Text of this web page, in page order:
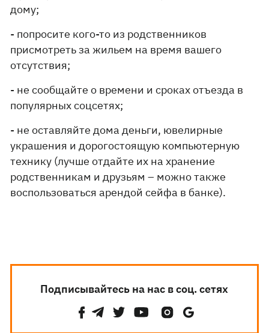
дому;
- попросите кого-то из родственников
присмотреть за жильем на время вашего
отсутствия;
- не сообщайте о времени и сроках отъезда в
популярных соцсетях;
- не оставляйте дома деньги, ювелирные
украшения и дорогостоящую компьютерную
технику (лучше отдайте их на хранение
родственникам и друзьям – можно также
воспользоваться арендой сейфа в банке).
Подписывайтесь на нас в соц. сетях